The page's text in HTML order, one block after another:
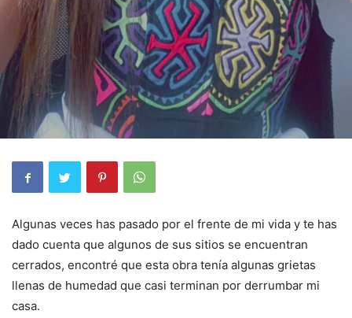
Algunas veces has pasado por el frente de mi vida y te has
dado cuenta que algunos de sus sitios se encuentran
cerrados, encontré que esta obra tenía algunas grietas
llenas de humedad que casi terminan por derrumbar mi
casa.